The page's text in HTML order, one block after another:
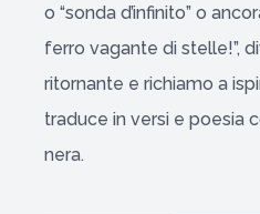
o “sonda d’infinito” o
ferro vagante di stelle!”,
ritornante e richiamo a
traduce in versi e poesia
nera.